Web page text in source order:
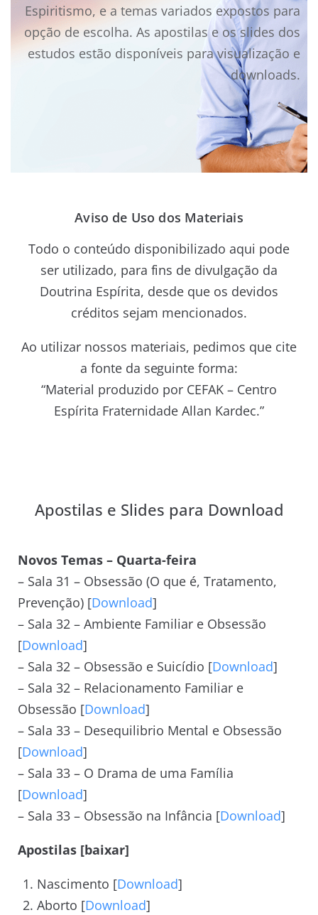
Espiritismo, e a temas variados expostos para
opção de escolha. As apostilas e os slides dos
estudos estão disponíveis para visualização e
downloads.
Aviso de Uso dos Materiais
Todo o conteúdo disponibilizado aqui pode
ser utilizado, para fins de divulgação da
Doutrina Espírita, desde que os devidos
créditos sejam mencionados.
Ao utilizar nossos materiais, pedimos que cite
a fonte da seguinte forma:
“Material produzido por CEFAK – Centro
Espírita Fraternidade Allan Kardec.”
Apostilas e Slides para Download
Novos Temas – Quarta-feira
– Sala 31 – Obsessão (O que é, Tratamento,
Prevenção) [Download]
– Sala 32 – Ambiente Familiar e Obsessão
[Download]
– Sala 32 – Obsessão e Suicídio [Download]
– Sala 32 – Relacionamento Familiar e
Obsessão [Download]
– Sala 33 – Desequilibrio Mental e Obsessão
[Download]
– Sala 33 – O Drama de uma Família
[Download]
– Sala 33 – Obsessão na Infância [Download]
Apostilas [baixar]
Nascimento [Download]
Aborto [Download]